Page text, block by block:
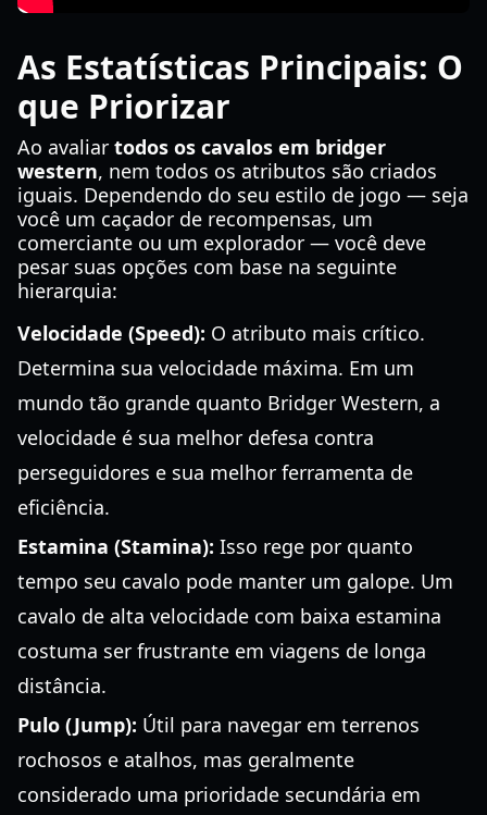
As Estatísticas Principais: O
que Priorizar
Ao avaliar todos os cavalos em bridger
western, nem todos os atributos são criados
iguais. Dependendo do seu estilo de jogo — seja
você um caçador de recompensas, um
comerciante ou um explorador — você deve
pesar suas opções com base na seguinte
hierarquia:
Velocidade (Speed): O atributo mais crítico.
Determina sua velocidade máxima. Em um
mundo tão grande quanto Bridger Western, a
velocidade é sua melhor defesa contra
perseguidores e sua melhor ferramenta de
eficiência.
Estamina (Stamina): Isso rege por quanto
tempo seu cavalo pode manter um galope. Um
cavalo de alta velocidade com baixa estamina
costuma ser frustrante em viagens de longa
distância.
Pulo (Jump): Útil para navegar em terrenos
rochosos e atalhos, mas geralmente
considerado uma prioridade secundária em